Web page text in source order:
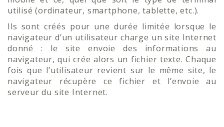
utilisé (ordinateur, smartphone, tablette, etc.).
Ils sont créés pour une durée limitée lorsque le
navigateur d’un utilisateur charge un site Internet
donné : le site envoie des informations au
navigateur, qui crée alors un fichier texte. Chaque
fois que l’utilisateur revient sur le même site, le
navigateur récupère ce fichier et l’envoie au
serveur du site Internet.